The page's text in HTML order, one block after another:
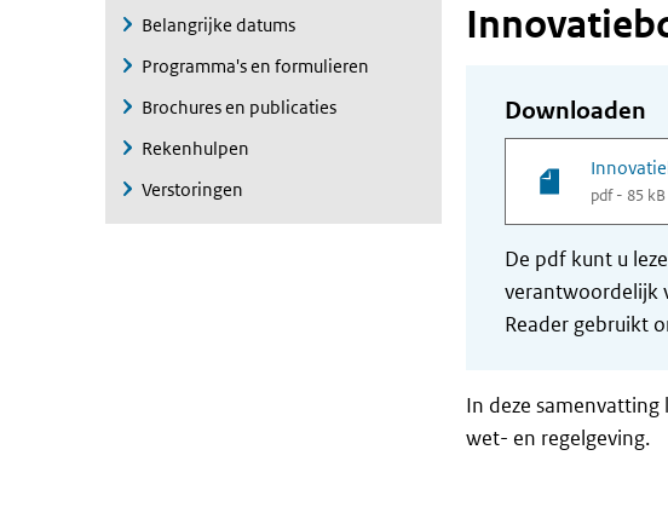
Belangrijke datums
Programma's en formulieren
Brochures en publicaties
Rekenhulpen
Verstoringen
Downloaden
pdf - 85 kB
De pdf kunt u
verantwoordelijk
Reader gebruikt
In deze
wet- en regelgeving.